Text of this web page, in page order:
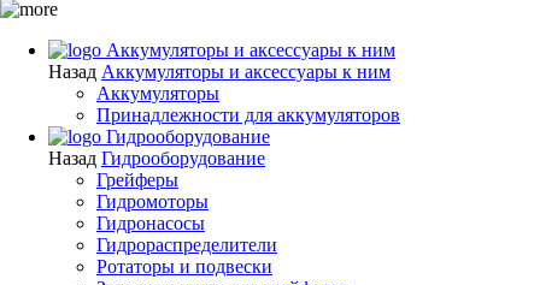
Аккумуляторы и аксессуары к ним
Назад Аккумуляторы и аксессуары к ним
Аккумуляторы
Принадлежности для аккумуляторов
Гидрооборудование
Назад Гидрооборудование
Грейферы
Гидромоторы
Гидронасосы
Гидрораспределители
Ротаторы и подвески